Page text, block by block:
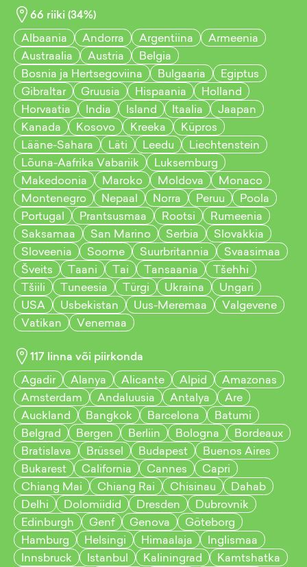
66 riiki (34%)
Albaania
Andorra Argentiina
Armeenia
Austraalia
Austria
Belgia
Bosnia ja Hertsegoviina
Bulgaaria
Egiptus
Gibraltar
Gruusia Hispaania
Holland
Horvaatia
India Island Itaalia
Jaapan
Kanada
Kosovo Kreeka
Küpros
Lääne-Sahara
Läti Leedu
Liechtenstein
Lõuna-Aafrika Vabariik
Luksemburg
Makedoonia
Maroko Moldova
Monaco
Montenegro
Nepaal Norra Peruu
Poola
Portugal
Prantsusmaa Rootsi
Rumeenia
Saksamaa
San Marino Serbia
Slovakkia
Sloveenia
Soome Suurbritannia
Svaasimaa
Šveits
Taani Tai Tansaania
Tšehhi
Tšiili
Tuneesia Türgi Ukraina
Ungari
USA
Usbekistan Uus-Meremaa
Valgevene
Vatikan
Venemaa
117 linna või piirkonda
Agadir
Alanya Alicante Alpid
Amazonas
Amsterdam
Andaluusia Antalya
Are
Auckland
Bangkok Barcelona
Batumi
Belgrad
Bergen Berliin Bologna
Bordeaux
Bratislava
Brüssel Budapest
Buenos Aires
Bukarest
California Cannes
Capri
Chiang Mai
Chiang Rai Chisinau
Dahab
Delhi
Dolomiidid Dresden
Dubrovnik
Edinburgh
Genf Genova
Göteborg
Hamburg
Helsingi Himaalaja
Inglismaa
Innsbruck
Istanbul Kaliningrad
Kamtshatka